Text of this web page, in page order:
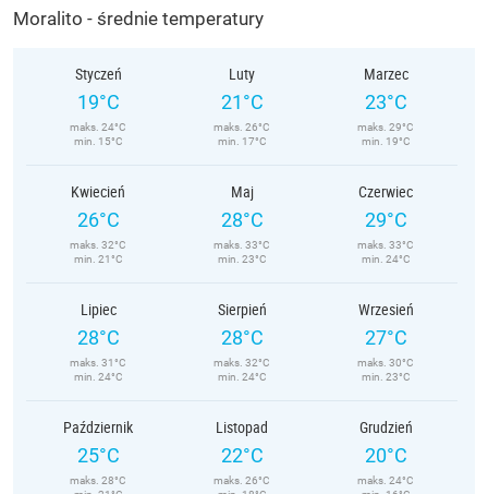
Moralito - średnie temperatury
Styczeń
19°C
maks. 24°C
min. 15°C
Luty
21°C
maks. 26°C
min. 17°C
Marzec
23°C
maks. 29°C
min. 19°C
Kwiecień
26°C
maks. 32°C
min. 21°C
Maj
28°C
maks. 33°C
min. 23°C
Czerwiec
29°C
maks. 33°C
min. 24°C
Lipiec
28°C
maks. 31°C
min. 24°C
Sierpień
28°C
maks. 32°C
min. 24°C
Wrzesień
27°C
maks. 30°C
min. 23°C
Październik
25°C
maks. 28°C
Listopad
22°C
maks. 26°C
Grudzień
20°C
maks. 24°C